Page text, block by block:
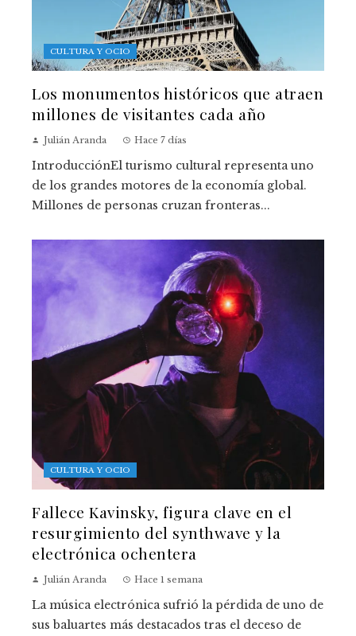
CULTURA Y OCIO
Los monumentos históricos que atraen
millones de visitantes cada año
Julián Aranda Hace 7 días
IntroducciónEl turismo cultural representa uno
de los grandes motores de la economía global.
Millones de personas cruzan fronteras...
CULTURA Y OCIO
Fallece Kavinsky, figura clave en el
resurgimiento del synthwave y la
electrónica ochentera
Julián Aranda Hace 1 semana
La música electrónica sufrió la pérdida de uno de
sus baluartes más destacados tras el deceso de